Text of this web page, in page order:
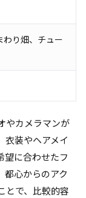
り畑、チュー
やカメラマンが
衣装やヘアメイ
望に合わせたフ
都心からのアク
とで、比較的容